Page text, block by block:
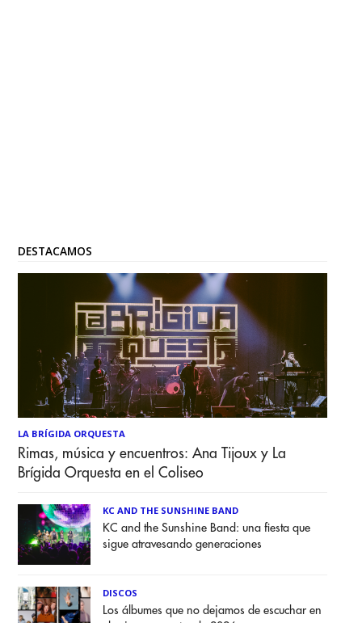
DESTACAMOS
LA BRÍGIDA ORQUESTA
Rimas, música y encuentros: Ana Tijoux y La
Brígida Orquesta en el Coliseo
KC AND THE SUNSHINE BAND
KC and the Sunshine Band: una fiesta que
sigue atravesando generaciones
DISCOS
Los álbumes que no dejamos de escuchar en